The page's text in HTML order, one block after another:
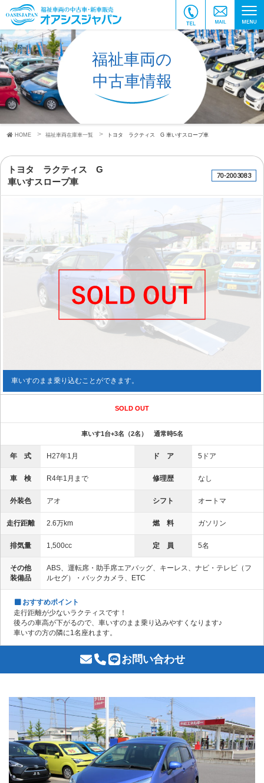
福祉車両の
中古車情報
HOME 福祉車両在庫車一覧 トヨタ ラクティス G 車いすスロープ車
トヨタ ラクティス G
車いすスロープ車
70-2003083
車いすのまま乗り込むことができます。
SOLD OUT
車いす1台+3名（2名） 通常時5名
年 式 H27年1月 ド ア 5ドア
車 検 R4年1月まで 修理歴 なし
外装色 アオ シフト オートマ
走行距離 2.6万km 燃 料 ガソリン
排気量 1,500cc 定 員 5名
その他
装備品
ABS、運転席・助手席エアバッグ、キーレス、ナビ・テレビ（フ
ルセグ）・バックカメラ、ETC
おすすめポイント
走行距離が少ないラクティスです！
後ろの車高が下がるので、車いすのまま乗り込みやすくなります♪
車いすの方の隣に1名座れます。
お問い合わせ